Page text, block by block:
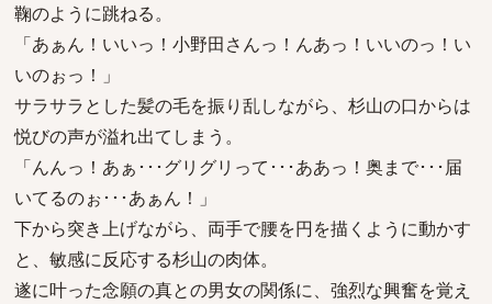
鞠のように跳ねる。
「あぁん！いいっ！小野田さんっ！んあっ！いいのっ！い
いのぉっ！」
サラサラとした髪の毛を振り乱しながら、杉山の口からは
悦びの声が溢れ出てしまう。
「んんっ！あぁ･･･グリグリって･･･ああっ！奥まで･･･届
いてるのぉ･･･あぁん！」
下から突き上げながら、両手で腰を円を描くように動かす
と、敏感に反応する杉山の肉体。
遂に叶った念願の真との男女の関係に、強烈な興奮を覚え